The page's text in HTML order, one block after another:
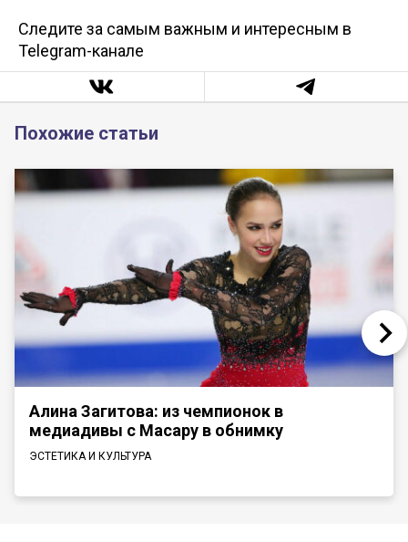
Следите за самым важным и интересным в
Telegram-канале
Похожие статьи
Алина Загитова: из чемпионок в
медиадивы с Масару в обнимку
ЭСТЕТИКА И КУЛЬТУРА